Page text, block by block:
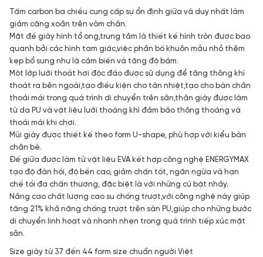
Tấm carbon ba chiều cung cấp sự ổn định giữa và duy nhất làm
giảm căng xoắn trên vòm chân.
Mặt đế giày hình tổ ong,trung tâm là thiết kế hình tròn được bao
quanh bởi các hình tam giác,việc phân bố khuôn mẫu nhỏ thêm
kẹp bổ sung như là cảm biến và tăng độ bám.
Một lớp lưới thoát hơi độc đáo được sử dụng để tăng thông khí
thoát ra bên ngoài,tạo điều kiện cho tản nhiệt,tạo cho bàn chân
thoải mái trong quá trình di chuyển trên sân,thân giày được làm
từ da PU và vật liệu lưới thoáng khí đảm bảo thông thoáng và
thoái mái khi chơi.
Mũi giày được thiết kế theo form U-shape, phù hợp với kiểu bàn
chân bè.
Đế giữa được làm từ vật liệu EVA kết hợp công nghệ ENERGYMAX
tạo độ đàn hồi, độ bền cao, giảm chấn tốt, ngăn ngừa và hạn
chế tối đa chấn thương, đặc biệt là với những cú bật nhảy.
Nâng cao chất lượng cao su chống trượt,với công nghệ này giúp
tăng 21% khả năng chống trượt trên sàn PU,giúp cho những bước
di chuyển linh hoạt và nhanh nhẹn trong quá trình tiếp xúc mặt
sân.
Size giày từ 37 đến 44 form size chuẩn người Việt